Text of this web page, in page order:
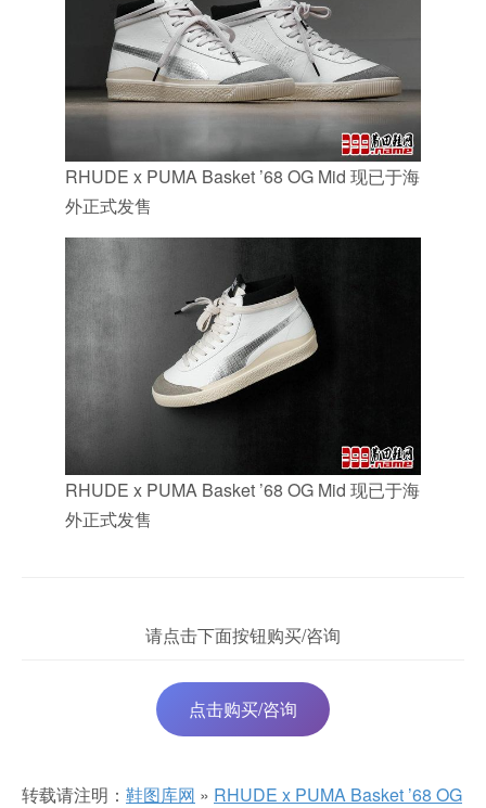
RHUDE x PUMA Basket ’68 OG Mid 现已于海
外正式发售
RHUDE x PUMA Basket ’68 OG Mid 现已于海
外正式发售
请点击下面按钮购买/咨询
点击购买/咨询
转载请注明： 鞋图库网 » RHUDE x PUMA Basket ’68 OG